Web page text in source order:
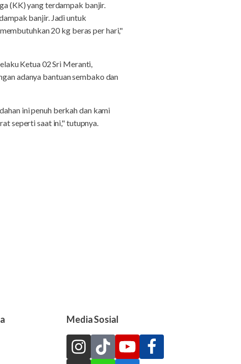
(KK) yang terdampak banjir.
banjir. Jadi untuk
20 kg beras per hari,"
Ketua 02 Sri Meranti,
adanya bantuan sembako dan
ini penuh berkah dan kami
seperti saat ini," tutupnya.
Media Sosial